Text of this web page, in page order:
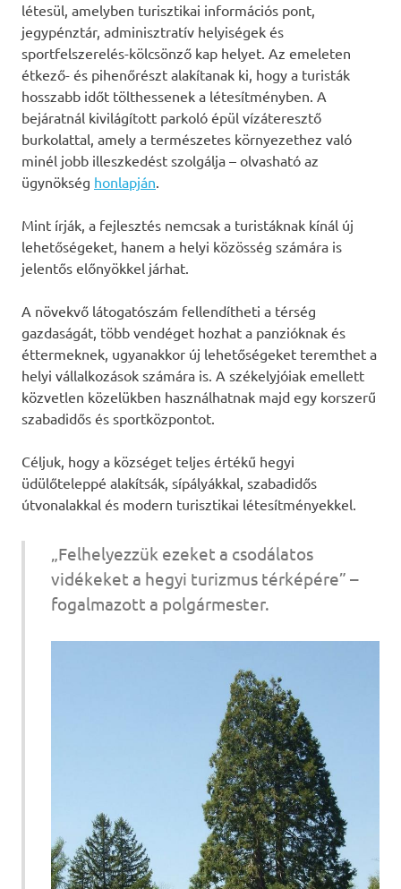
létesül, amelyben turisztikai információs pont,
jegypénztár, adminisztratív helyiségek és
sportfelszerelés-kölcsönző kap helyet. Az emeleten
étkező- és pihenőrészt alakítanak ki, hogy a turisták
hosszabb időt tölthessenek a létesítményben. A
bejáratnál kivilágított parkoló épül vízáteresztő
burkolattal, amely a természetes környezethez való
minél jobb illeszkedést szolgálja – olvasható az
ügynökség honlapján.
Mint írják, a fejlesztés nemcsak a turistáknak kínál új
lehetőségeket, hanem a helyi közösség számára is
jelentős előnyökkel járhat.
A növekvő látogatószám fellendítheti a térség
gazdaságát, több vendéget hozhat a panzióknak és
éttermeknek, ugyanakkor új lehetőségeket teremthet a
helyi vállalkozások számára is. A székelyjóiak emellett
közvetlen közelükben használhatnak majd egy korszerű
szabadidős és sportközpontot.
Céljuk, hogy a községet teljes értékű hegyi
üdülőteleppé alakítsák, sípályákkal, szabadidős
útvonalakkal és modern turisztikai létesítményekkel.
„Felhelyezzük ezeket a csodálatos
vidékeket a hegyi turizmus térképére” –
fogalmazott a polgármester.